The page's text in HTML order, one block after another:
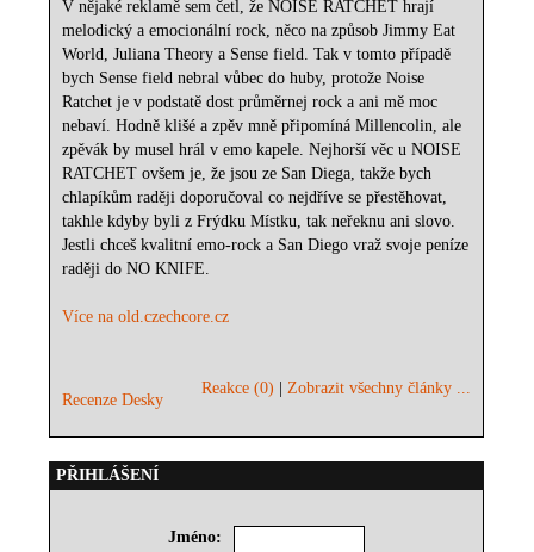
V nějaké reklamě sem četl, že NOISE RATCHET hrají
melodický a emocionální rock, něco na způsob Jimmy Eat
World, Juliana Theory a Sense field. Tak v tomto případě
bych Sense field nebral vůbec do huby, protože Noise
Ratchet je v podstatě dost průměrnej rock a ani mě moc
nebaví. Hodně klišé a zpěv mně připomíná Millencolin, ale
zpěvák by musel hrál v emo kapele. Nejhorší věc u NOISE
RATCHET ovšem je, že jsou ze San Diega, takže bych
chlapíkům raději doporučoval co nejdříve se přestěhovat,
takhle kdyby byli z Frýdku Místku, tak neřeknu ani slovo.
Jestli chceš kvalitní emo-rock a San Diego vraž svoje peníze
raději do NO KNIFE.
Více na old.czechcore.cz
Recenze Desky
Reakce (0) |Zobrazit všechny články ...
PŘIHLÁŠENÍ
Jméno: